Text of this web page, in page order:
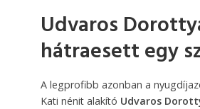
Udvaros
hátraesett egy
A legprofibb azonban a
Kati nénit alakító Udvaros